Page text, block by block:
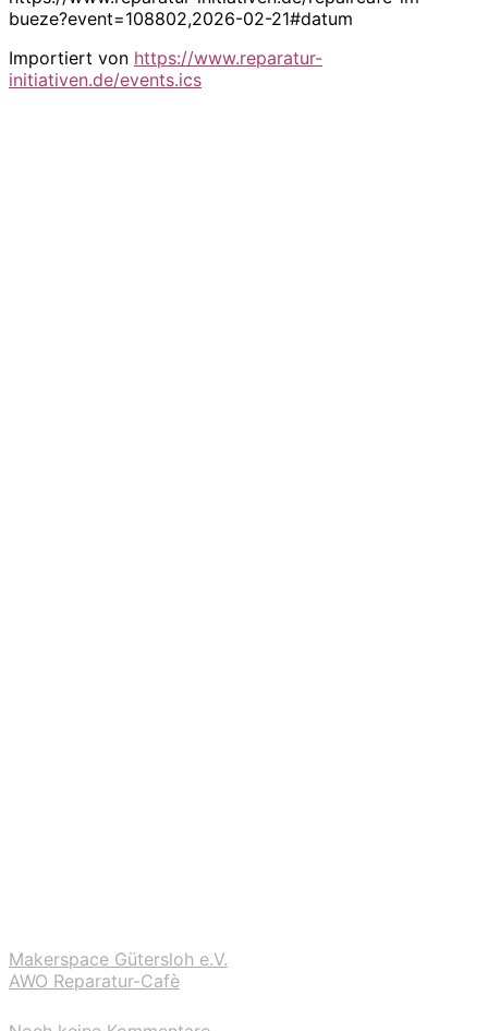
bueze?event=108802,2026-02-21#datum
Importiert von https://www.reparatur-
initiativen.de/events.ics
Makerspace Gütersloh e.V.
AWO Reparatur-Cafè